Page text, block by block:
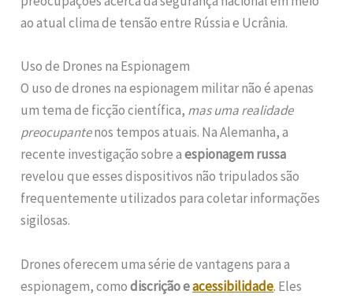
ao atual clima de tensão entre Rússia e Ucrânia.
Uso de Drones na Espionagem
O uso de drones na espionagem militar não é apenas
um tema de ficção científica, mas uma realidade
preocupantenos tempos atuais. Na Alemanha, a
recente investigação sobre aespionagem russa
revelou que esses dispositivos não tripulados são
frequentemente utilizados para coletar informações
sigilosas.
Drones oferecem uma série de vantagens para a
espionagem, comodiscrição eacessibilidade. Eles